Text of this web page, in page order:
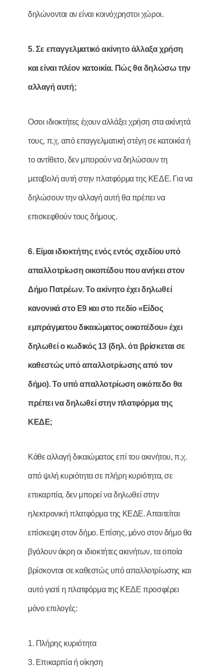
δηλώνονται αν είναι κοινόχρηστοι χώροι.
5. Σε επαγγελµατικό ακίνητο άλλαξα χρήση
και είναι πλέον κατοικία. Πώς θα δηλώσω την
αλλαγή αυτή;
Οσοι ιδιοκτήτες έχουν αλλάξει χρήση στα ακίνητά
τους, π.χ. από επαγγελματική στέγη σε κατοικία ή
το αντίθετο, δεν μπορούν να δηλώσουν τη
μεταβολή αυτή στην πλατφόρμα της ΚΕΔΕ. Για να
δηλώσουν την αλλαγή αυτή θα πρέπει να
επισκεφθούν τους δήμους.
6. Είµαι ιδιοκτήτης ενός εντός σχεδίου υπό
απαλλοτρίωση οικοπέδου που ανήκει στον
Δήµο Πατρέων. Το ακίνητο έχει δηλωθεί
κανονικά στο Ε9 και στο πεδίο «Είδος
εµπράγµατου δικαιώµατος οικοπέδου» έχει
δηλωθεί ο κωδικός 13 (δηλ. ότι βρίσκεται σε
καθεστώς υπό απαλλοτρίωσης από τον
δήµο). Το υπό απαλλοτρίωση οικόπεδο θα
πρέπει να δηλωθεί στην πλατφόρµα της
ΚΕΔΕ;
Κάθε αλλαγή δικαιώματος επί του ακινήτου, π.χ.
από ψιλή κυριότητα σε πλήρη κυριότητα, σε
επικαρπία, δεν μπορεί να δηλωθεί στην
ηλεκτρονική πλατφόρμα της ΚΕΔΕ. Απαιτείται
επίσκεψη στον δήμο. Επίσης, μόνο στον δήμο θα
βγάλουν άκρη οι ιδιοκτήτες ακινήτων, τα οποία
βρίσκονται σε καθεστώς υπό απαλλοτρίωσης και
αυτό γιατί η πλατφόρμα της ΚΕΔΕ προσφέρει
μόνο επιλογές:
1. Πλήρης κυριότητα
3. Επικαρπία ή οίκηση